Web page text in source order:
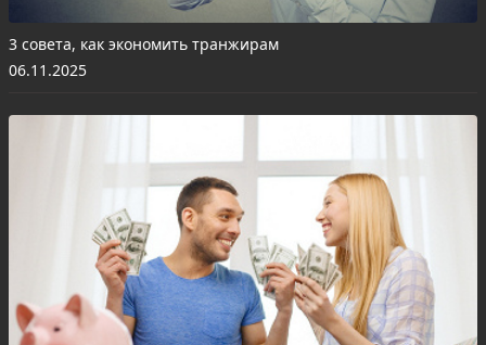
3 совета, как экономить транжирам
06.11.2025